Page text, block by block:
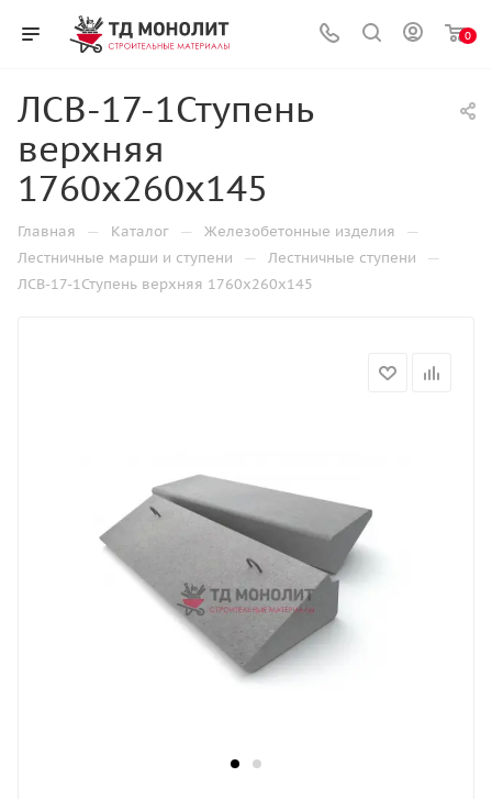
0
ЛСВ-17-1Ступень
верхняя
1760х260х145
Главная — Каталог — Железобетонные изделия —
Лестничные марши и ступени — Лестничные ступени —
ЛСВ-17-1Ступень верхняя 1760х260х145